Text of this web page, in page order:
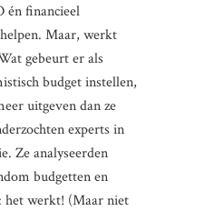
én financieel
Maar, werkt
gebeurt er als
budget instellen,
uitgeven dan ze
experts in
Ze analyseerden
budgetten en
het werkt! (Maar niet